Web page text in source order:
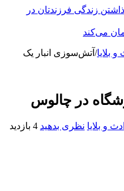
زندگی فرزندتان در
می‌کند
و بلایا/ آتش‌سوزی انبار یک
در چالوس
و بلایا نظری بدهید 4 بازدید